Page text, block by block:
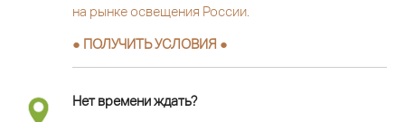
на рынке освещения России.
● ПОЛУЧИТЬ УСЛОВИЯ ●
Нет времени ждать?